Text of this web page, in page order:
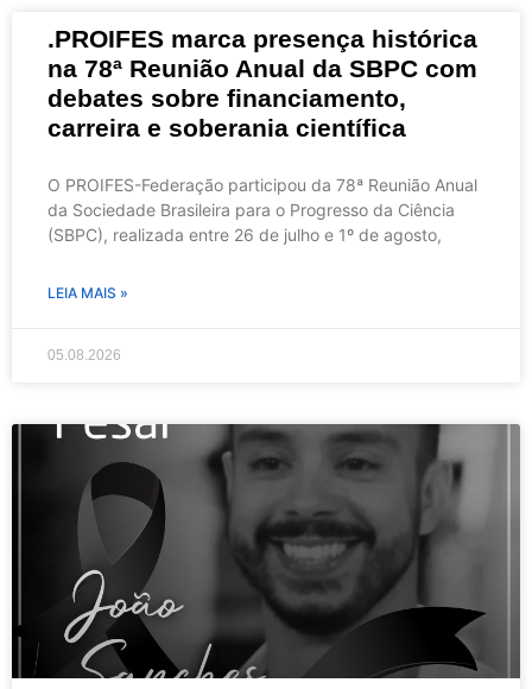
.PROIFES marca presença histórica
na 78ª Reunião Anual da SBPC com
debates sobre financiamento,
carreira e soberania científica
O PROIFES-Federação participou da 78ª Reunião Anual
da Sociedade Brasileira para o Progresso da Ciência
(SBPC), realizada entre 26 de julho e 1º de agosto,
LEIA MAIS »
05.08.2026